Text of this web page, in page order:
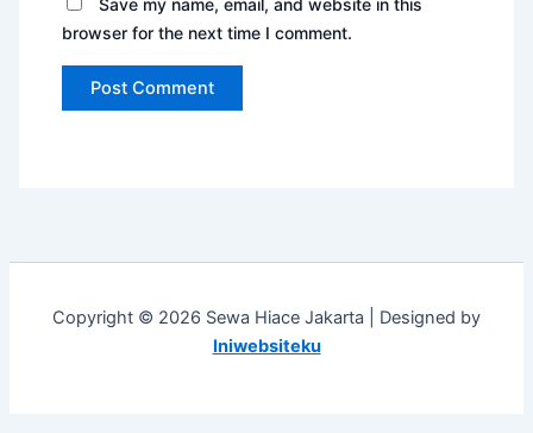
Save my name, email, and website in this
browser for the next time I comment.
Copyright © 2026 Sewa Hiace Jakarta | Designed by
Iniwebsiteku